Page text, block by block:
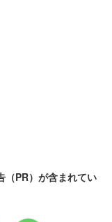
（PR）が含まれてい